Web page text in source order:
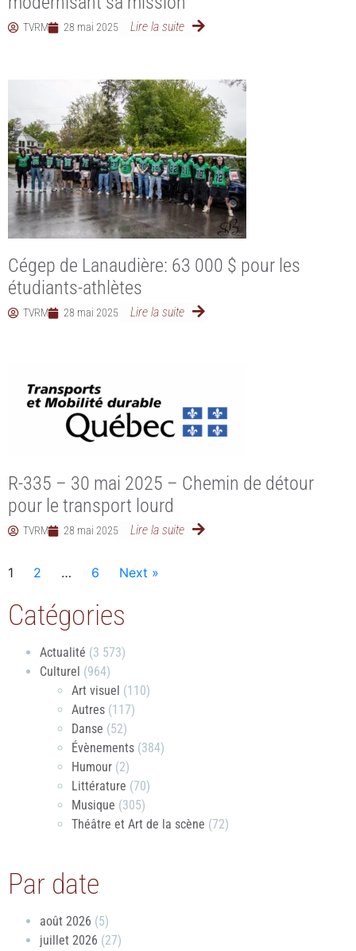
TVRM 28 mai 2025 Lire la suite
Cégep de Lanaudière: 63 000 $ pour les
étudiants-athlètes
TVRM 28 mai 2025 Lire la suite
R-335 – 30 mai 2025 – Chemin de détour
pour le transport lourd
TVRM 28 mai 2025 Lire la suite
1 2 … 6 Next »
Catégories
Actualité (3 573)
Culturel (964)
Art visuel (110)
Autres (117)
Danse (52)
Évènements (384)
Humour (2)
Littérature (70)
Musique (305)
Théâtre et Art de la scène (72)
Par date
août 2026 (5)
juillet 2026 (27)